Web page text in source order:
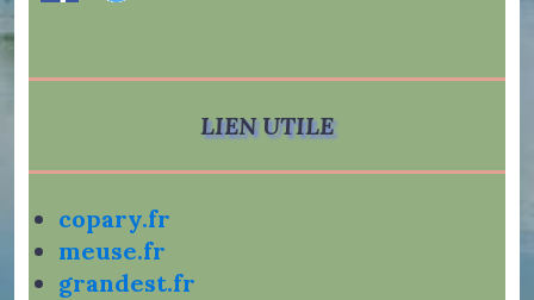
LIEN UTILE
copary.fr
meuse.fr
grandest.fr